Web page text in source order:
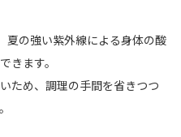
夏の強い紫外線による身体の酸
きます。
ため、調理の手間を省きつつ